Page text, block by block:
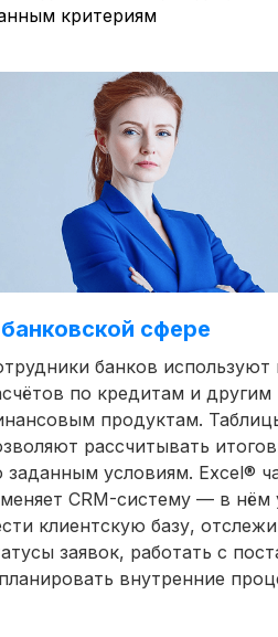
критериям
сфере
банков используют
по кредитам и другим
продуктам.
рассчитывать
заданным условиям. Excel®
CRM-систему — в нём
клиентскую базу,
заявок, работать с
внутренние